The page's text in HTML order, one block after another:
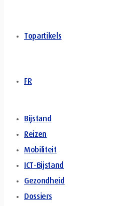
Topartikels
FR
Bijstand
Reizen
Mobiliteit
ICT-Bijstand
Gezondheid
Dossiers